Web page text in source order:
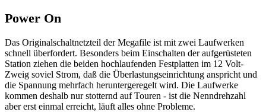
Power On
Das Originalschaltnetzteil der Megafile ist mit zwei Laufwerken
schnell überfordert. Besonders beim Einschalten der aufgerüsteten
Station ziehen die beiden hochlaufenden Festplatten im 12 Volt-
Zweig soviel Strom, daß die Überlastungseinrichtung anspricht und
die Spannung mehrfach heruntergeregelt wird. Die Laufwerke
kommen deshalb nur stotternd auf Touren - ist die Nenndrehzahl
aber erst einmal erreicht, läuft alles ohne Probleme.